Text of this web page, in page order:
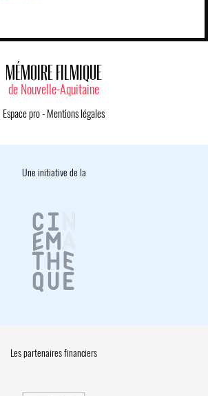
MÉMOIRE FILMIQUE
de Nouvelle-Aquitaine
Espace pro- Mentions légales
Une initiative de la
Les partenaires financiers